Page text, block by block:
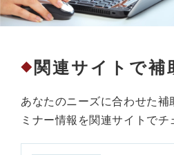
◆ 関連サイトで補
あなたのニーズに合わせた補
ミナー情報を関連サイトでチ